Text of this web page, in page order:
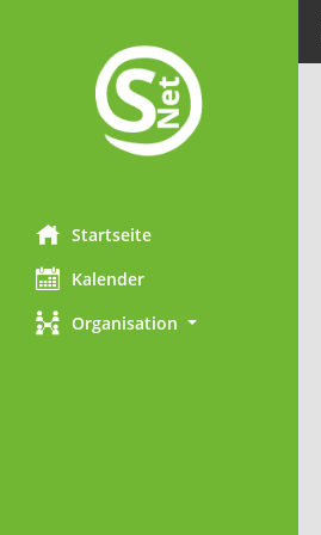
Startseite
Kalender
Organisation